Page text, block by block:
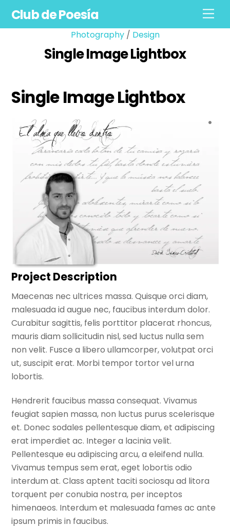
Club de Poesía
Photography / Design
Single Image Lightbox
Single Image Lightbox
Project Description
Maecenas nec ultrices massa. Quisque orci diam,
malesuada id augue nec, faucibus interdum dolor.
Curabitur sagittis, felis porttitor placerat rhoncus,
mauris diam sollicitudin nisl, sed luctus nulla sem
non velit. Fusce a libero ullamcorper, volutpat orci
ut, suscipit erat. Morbi tempor tortor vel urna
lobortis.
Hendrerit faucibus massa consequat. Vivamus
feugiat sapien massa, non luctus purus scelerisque
et. Donec sodales pellentesque diam, et adipiscing
erat imperdiet ac. Integer a lacinia velit.
Pellentesque eu adipiscing arcu, a eleifend nulla.
Vivamus tempus sem erat, eget lobortis odio
interdum at. Class aptent taciti sociosqu ad litora
torquent per conubia nostra, per inceptos
himenaeos. Interdum et malesuada fames ac ante
ipsum primis in faucibus.